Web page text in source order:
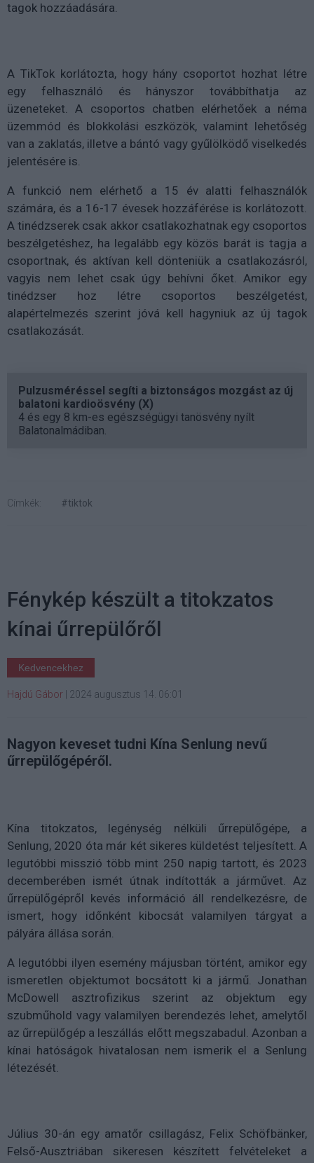
tagok hozzáadására.
A TikTok korlátozta, hogy hány csoportot hozhat létre
egy felhasználó és hányszor továbbíthatja az
üzeneteket. A csoportos chatben elérhetőek a néma
üzemmód és blokkolási eszközök, valamint lehetőség
van a zaklatás, illetve a bántó vagy gyűlölködő viselkedés
jelentésére is.
A funkció nem elérhető a 15 év alatti felhasználók
számára, és a 16-17 évesek hozzáférése is korlátozott.
A tinédzserek csak akkor csatlakozhatnak egy csoportos
beszélgetéshez, ha legalább egy közös barát is tagja a
csoportnak, és aktívan kell dönteniük a csatlakozásról,
vagyis nem lehet csak úgy behívni őket. Amikor egy
tinédzser hoz létre csoportos beszélgetést,
alapértelmezés szerint jóvá kell hagyniuk az új tagok
csatlakozását.
Pulzusméréssel segíti a biztonságos mozgást az új
balatoni kardioösvény (X)
4 és egy 8 km-es egészségügyi tanösvény nyílt
Balatonalmádiban.
Címkék: #tiktok
Fénykép készült a titokzatos
kínai űrrepülőről
Kedvencekhez
Hajdú Gábor 2024 augusztus 14. 06:01
Nagyon keveset tudni Kína Senlung nevű
űrrepülőgépéről.
Kína titokzatos, legénység nélküli űrrepülőgépe, a
Senlung, 2020 óta már két sikeres küldetést teljesített. A
legutóbbi misszió több mint 250 napig tartott, és 2023
decemberében ismét útnak indították a járművet. Az
űrrepülőgépről kevés információ áll rendelkezésre, de
ismert, hogy időnként kibocsát valamilyen tárgyat a
pályára állása során.
A legutóbbi ilyen esemény májusban történt, amikor egy
ismeretlen objektumot bocsátott ki a jármű. Jonathan
McDowell asztrofizikus szerint az objektum egy
szubműhold vagy valamilyen berendezés lehet, amelytől
az űrrepülőgép a leszállás előtt megszabadul. Azonban a
kínai hatóságok hivatalosan nem ismerik el a Senlung
létezését.
Július 30-án egy amatőr csillagász, Felix Schöfbänker,
Felső-Ausztriában sikeresen készített felvételeket a